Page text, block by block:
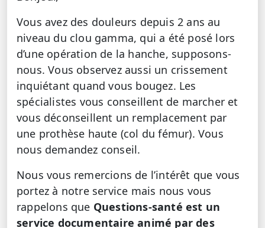
Vous avez des douleurs depuis 2 ans au
niveau du clou gamma, qui a été posé lors
d’une opération de la hanche, supposons-
nous. Vous observez aussi un crissement
inquiétant quand vous bougez. Les
spécialistes vous conseillent de marcher et
vous déconseillent un remplacement par
une prothèse haute (col du fémur). Vous
nous demandez conseil.
Nous vous remercions de l’intérêt que vous
portez à notre service mais nous vous
rappelons que Questions-santé est un
service documentaire animé par des